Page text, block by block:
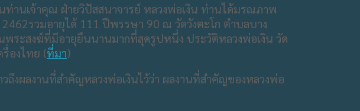
านเจ้าคุณ ฝ่ายวิปัสสนาจารย์ หลวงพ่อเงิน ท่านได้มรณภาพ
รวมอายุได้ 111 ปีพรรษา 90 ณ วัดวังตะโก ตำบลบาง
พระสงฆ์ที่มีอายุยืนนานมากที่สุดรูปหนึ่ง ประวัติหลวงพ่อเงิน วัด
องไทย (ที่มา)
ผลงานที่สำคัญหลวงพ่อเงินไว้ว่า ผลงานที่สำคัญของหลวงพ่อ